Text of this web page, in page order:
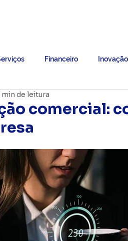
Financeiro Inovação
comercial:
min de leitura